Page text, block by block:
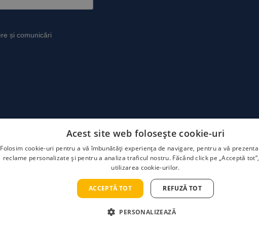
Politica de confidențialitate Termeni și condițiiPolitica cookies
Copyrights 2023 @ Ecoxtrem
Acest site web folosește cookie-uri
Folosim cookie-uri pentru a vă îmbunătăți experiența de navigare, pentru a vă
reclame personalizate și pentru a analiza traficul nostru. Făcând click pe „Acceptă
utilizarea cookie-urilor.
ACCEPTĂ TOT REFUZĂ TOT
PERSONALIZEAZĂ